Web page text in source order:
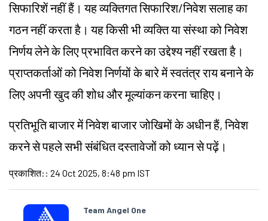
सिफारिशें नहीं हैं। यह व्यक्तिगत सिफारिश/निवेश सलाह का
गठन नहीं करता है। यह किसी भी व्यक्ति या संस्था को निवेश
निर्णय लेने के लिए प्रभावित करने का उद्देश्य नहीं रखता है।
प्राप्तकर्ताओं को निवेश निर्णयों के बारे में स्वतंत्र राय बनाने के
लिए अपनी खुद की शोध और मूल्यांकन करना चाहिए।
प्रतिभूति बाजार में निवेश बाजार जोखिमों के अधीन हैं, निवेश
करने से पहले सभी संबंधित दस्तावेजों को ध्यान से पढ़ें।
प्रकाशित: : 24 Oct 2025, 8:48 pm IST
Team Angel One